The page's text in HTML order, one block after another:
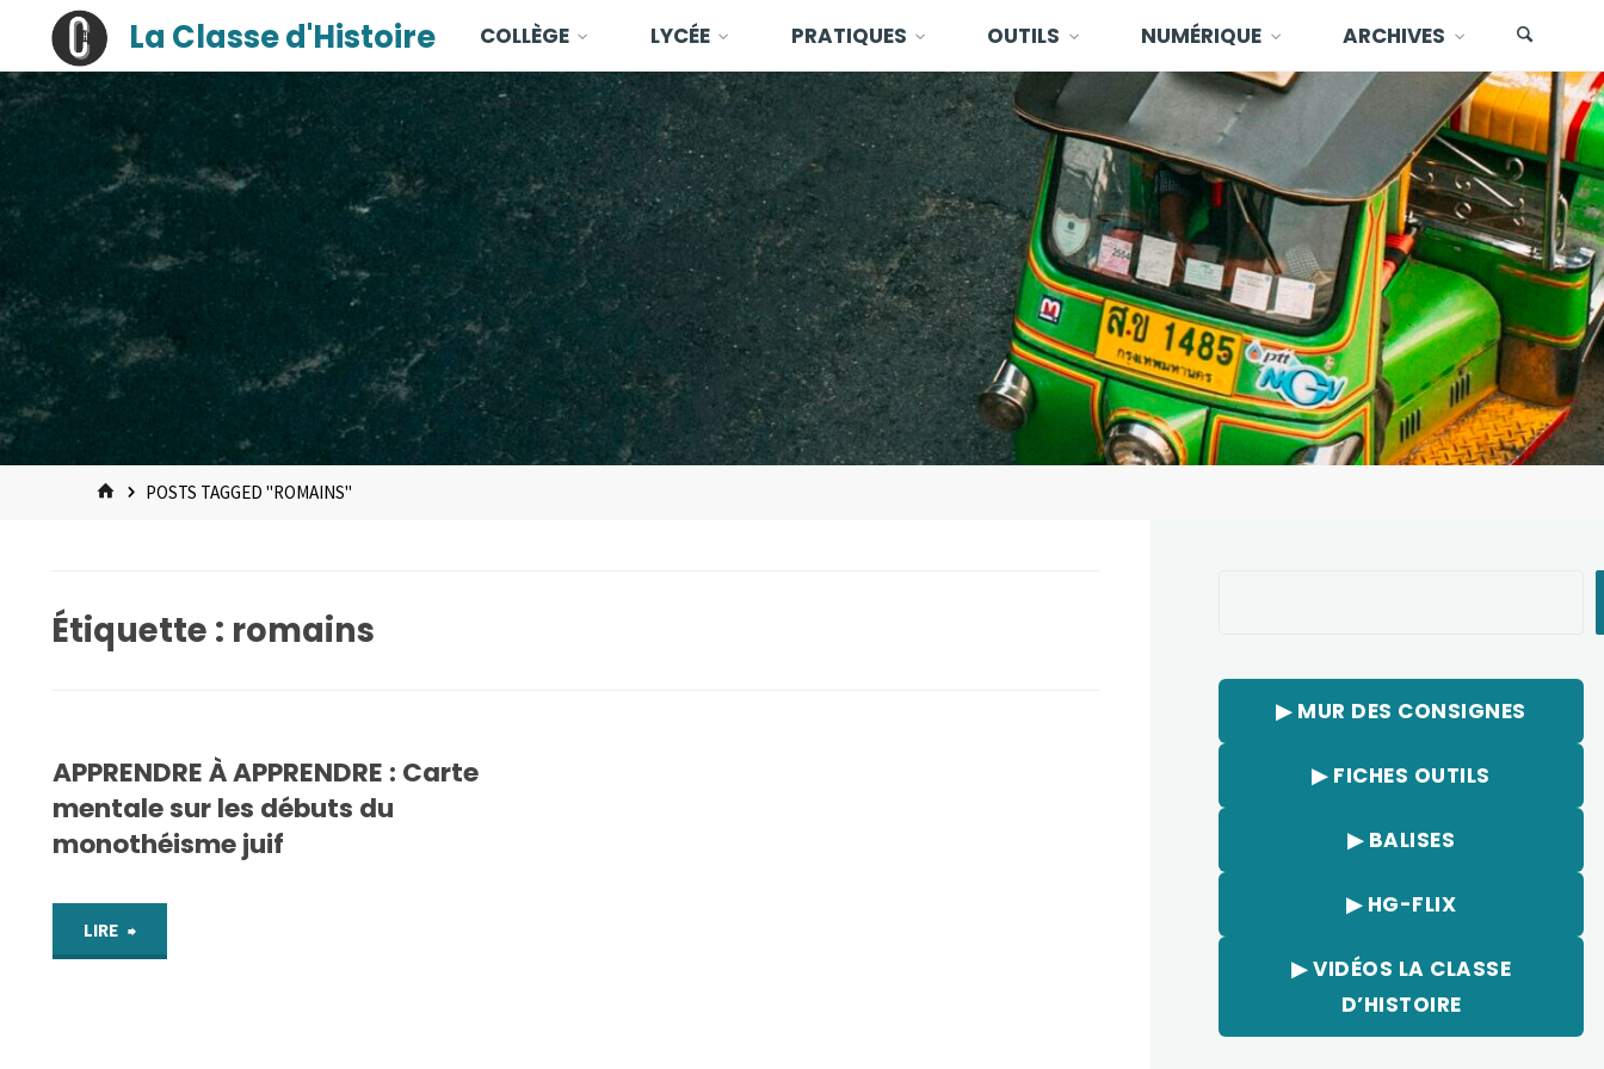
content
principal
La Classe d'Histoire COLLÈGE LYCÉE PRATIQUES OUTILS NUMÉRIQUE ARCHIVES
HOMEPOSTS TAGGED "ROMAINS"
Étiquette : romains
APPRENDRE À APPRENDRE : Carte
mentale sur les débuts du
monothéisme juif
LIRE "APPRENDRE
▶︎ MUR DES CONSIGNES
▶︎ FICHES OUTILS
▶︎ BALISES
▶︎ HG-FLIX
▶︎ VIDÉOS LA CLASSE
D’HISTOIRE